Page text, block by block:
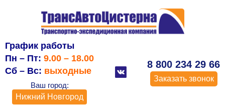
График работы
Пн – Пт: 9.00 – 18.00
Сб – Вс: выходные
Ваш город:
Нижний Новгород
8 800 234 29 66
Заказать звонок